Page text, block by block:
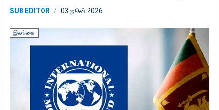
SUB EDITOR 03 ஜூன் 2026
இலங்கை